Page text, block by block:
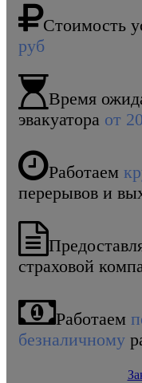
Стоимость
руб
Время
эвакуатора от
Работаем
перерывов и
страховой
Работаем
безналичному